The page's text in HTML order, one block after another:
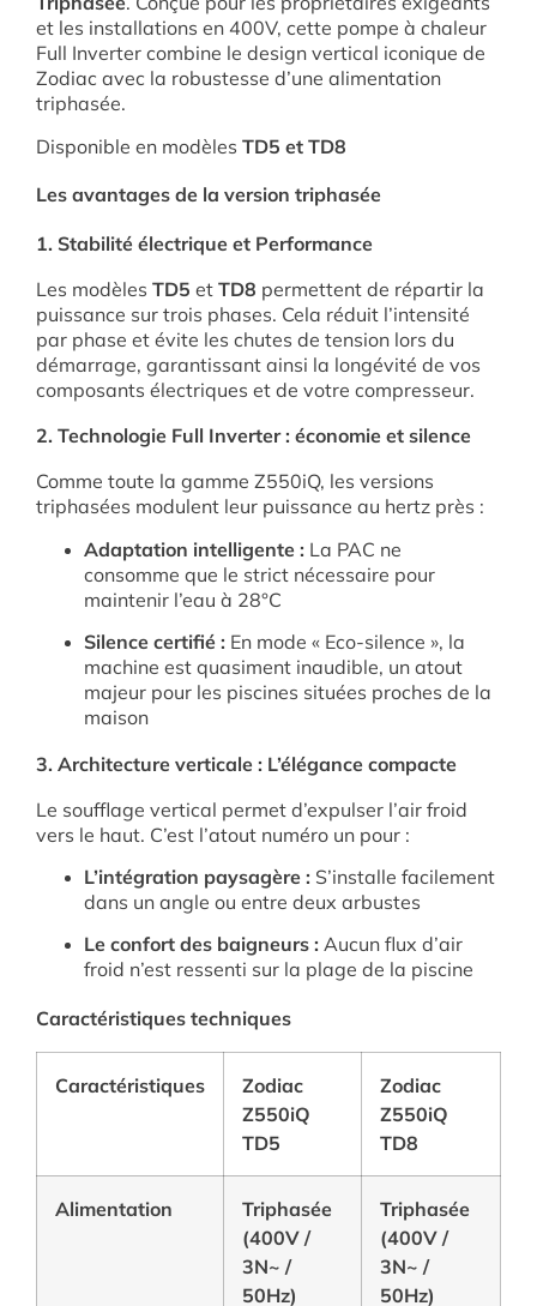
et les installations en 400V, cette pompe à chaleur
Full Inverter combine le design vertical iconique de
Zodiac avec la robustesse d’une alimentation
triphasée.
Disponible en modèles TD5 et TD8
Les avantages de la version triphasée
1. Stabilité électrique et Performance
Les modèles TD5 et TD8 permettent de répartir la
puissance sur trois phases. Cela réduit l’intensité
par phase et évite les chutes de tension lors du
démarrage, garantissant ainsi la longévité de vos
composants électriques et de votre compresseur.
2. Technologie Full Inverter : économie et silence
Comme toute la gamme Z550iQ, les versions
triphasées modulent leur puissance au hertz près :
Adaptation intelligente : La PAC ne
consomme que le strict nécessaire pour
maintenir l’eau à 28°C
Silence certifié : En mode « Eco-silence », la
machine est quasiment inaudible, un atout
majeur pour les piscines situées proches de la
maison
3. Architecture verticale : L’élégance compacte
Le soufflage vertical permet d’expulser l’air froid
vers le haut. C’est l’atout numéro un pour :
L’intégration paysagère : S’installe facilement
dans un angle ou entre deux arbustes
Le confort des baigneurs : Aucun flux d’air
froid n’est ressenti sur la plage de la piscine
Caractéristiques techniques
Caractéristiques
Zodiac
Z550iQ
TD5
Zodiac
Z550iQ
TD8
Alimentation
Triphasée
(400V /
3N~ /
50Hz)
Triphasée
(400V /
3N~ /
50Hz)